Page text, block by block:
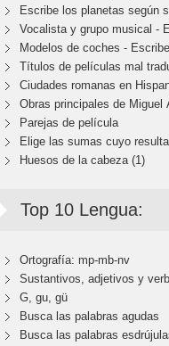
Escribe los planetas según
Vocalista y grupo musical -
Modelos de coches -
Títulos de películas mal
Ciudades romanas en
Obras principales de Miguel
Parejas de película
Elige las sumas cuyo
Huesos de la cabeza (1)
Top 10 Lengua:
Ortografía: mp-mb-nv
Sustantivos, adjetivos y
G, gu, gü
Busca las palabras agudas
Busca las palabras